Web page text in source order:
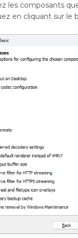
les composants
en cliquant sur le